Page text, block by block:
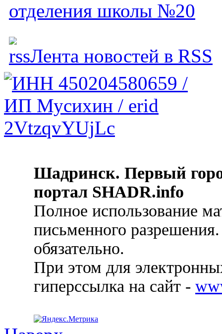
отделения школы №20
Лента новостей в RSS
Шадринск. Первый
портал SHADR.info
Полное использование
письменного
обязательно.
При этом для
гиперссылка на сайт -